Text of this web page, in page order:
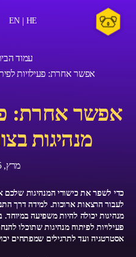
HE
|
EN
עמוד
אפשר אחרת: פעילויות
אפשר אחרת:
מנהיגות
מרץ, 2025
כדי לשפר את כישורי המנהיגות
לעבור הרצאות ארוכות. למידה דרך
מנהיגות יכולה להיות משפיעה
פעילויות לפיתוח מנהיגות שתוכלו
אסטרטגיה ועד לתרגילים שמפתחים